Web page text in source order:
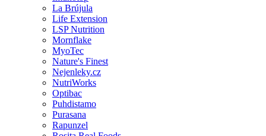
La Brújula
Life Extension
LSP Nutrition
Mornflake
MyoTec
Nature's Finest
Nejenleky.cz
NutriWorks
Optibac
Puhdistamo
Purasana
Rapunzel